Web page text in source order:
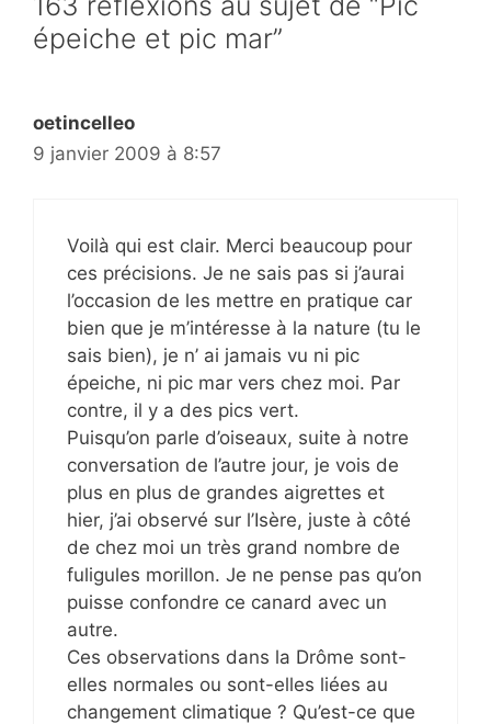
épeiche et pic mar”
oetincelleo
9 janvier 2009 à 8:57
Voilà qui est clair. Merci beaucoup pour
ces précisions. Je ne sais pas si j’aurai
l’occasion de les mettre en pratique car
bien que je m’intéresse à la nature (tu le
sais bien), je n’ ai jamais vu ni pic
épeiche, ni pic mar vers chez moi. Par
contre, il y a des pics vert.
Puisqu’on parle d’oiseaux, suite à notre
conversation de l’autre jour, je vois de
plus en plus de grandes aigrettes et
hier, j’ai observé sur l’Isère, juste à côté
de chez moi un très grand nombre de
fuligules morillon. Je ne pense pas qu’on
puisse confondre ce canard avec un
autre.
Ces observations dans la Drôme sont-
elles normales ou sont-elles liées au
changement climatique ? Qu’est-ce que